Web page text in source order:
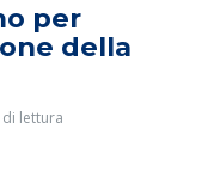
per
della
di lettura